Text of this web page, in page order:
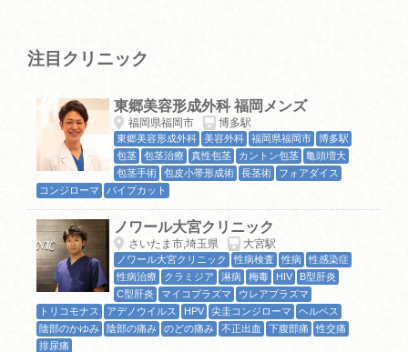
注目クリニック
東郷美容形成外科 福岡メンズ
福岡県福岡市 博多駅
東郷美容形成外科 美容外科 福岡県福岡市
博多駅
包茎
包茎治療 真性包茎 カントン包茎
亀頭増大
包茎手術
包皮小帯形成術 長茎術
フォアダイス
コンジローマ
パイプカット
ノワール大宮クリニック
さいたま市,埼玉県 大宮駅
ノワール大宮クリニック 性病検査 性病
性感染症
性病治療
クラミジア 淋病 梅毒 HIV
B型肝炎
C型肝炎
マイコプラズマ
ウレアプラズマ
トリコモナス
アデノウイルス HPV 尖圭コンジローマ
ヘルペス
陰部のかゆみ
陰部の痛み のどの痛み 不正出血 下腹部痛
性交痛
排尿痛